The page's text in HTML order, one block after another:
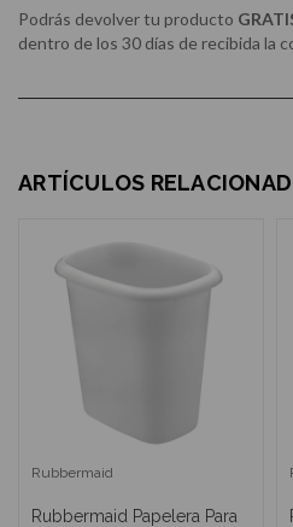
Podrás devolver tu producto
dentro de los 30 días de recibida la
ARTÍCULOS
Rubbermaid
Rubbermaid Papelera Para